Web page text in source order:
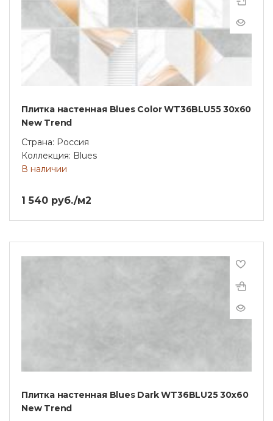
Плитка настенная Blues Color WT36BLU55 30x60
New Trend
Страна: Россия
Коллекция: Blues
В наличии
1 540 руб./м2
Плитка настенная Blues Dark WT36BLU25 30x60
New Trend